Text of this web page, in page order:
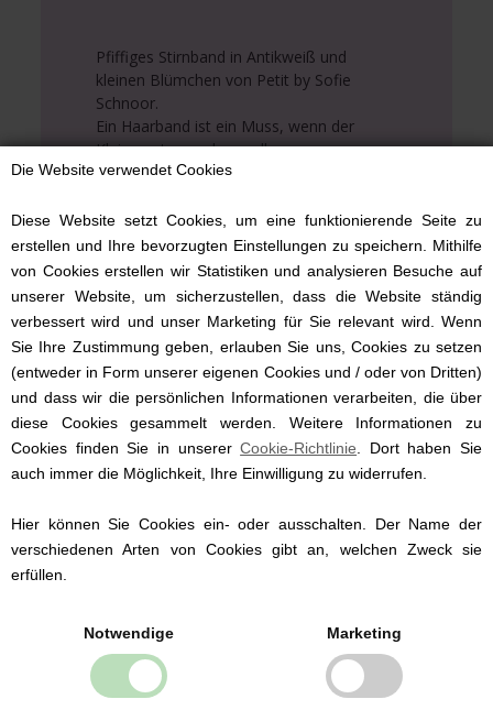
Die Website verwendet Cookies
Diese Website setzt Cookies, um eine funktionierende Seite zu
erstellen und Ihre bevorzugten Einstellungen zu speichern. Mithilfe
von Cookies erstellen wir Statistiken und analysieren Besuche auf
unserer Website, um sicherzustellen, dass die Website ständig
verbessert wird und unser Marketing für Sie relevant wird. Wenn
Sie Ihre Zustimmung geben, erlauben Sie uns, Cookies zu setzen
(entweder in Form unserer eigenen Cookies und / oder von Dritten)
und dass wir die persönlichen Informationen verarbeiten, die über
diese Cookies gesammelt werden. Weitere Informationen zu
Cookies finden Sie in unsererCookie-Richtlinie . Dort haben Sie
auch immer die Möglichkeit, Ihre Einwilligung zu widerrufen.
Hier können Sie Cookies ein- oder ausschalten. Der Name der
verschiedenen Arten von Cookies gibt an, welchen Zweck sie
erfüllen.
Notwendige Marketing
Pfiffiges Stirnband in Antikweiß und
kleinen Blümchen von Petit by Sofie
Schnoor.
Ein Haarband ist ein Muss, wenn der
Kleine gut aussehen soll.
Es kann auch über die Ohren gezogen
Das Haarband kann so um den Kopf
gebunden werden, dass es der Größe
Ihres Kindes entspricht, da es sich um
eine Einheitsgröße handelt.
Das Band besteht aus 94 % Bio-
Baumwolle und 6 % Elasthan, ist also
sehr elastisch und angenehm zu tragen.
Babybekleidung von
Wir führen Babybekleidung der dänischen
Marken Fixoni und Müsli by Green Cotton ab
Wir führen sowohl traditionelle